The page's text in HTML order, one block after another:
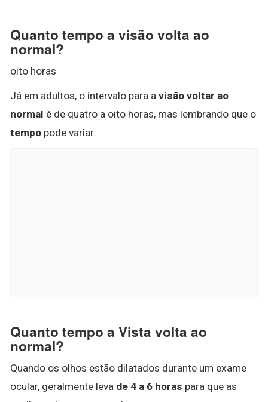
Quanto tempo a visão volta ao
normal?
oito horas
Já em adultos, o intervalo para a visão voltar ao
normal é de quatro a oito horas, mas lembrando que o
tempo pode variar.
Quanto tempo a Vista volta ao
normal?
Quando os olhos estão dilatados durante um exame
ocular, geralmente leva de 4 a 6 horas para que as